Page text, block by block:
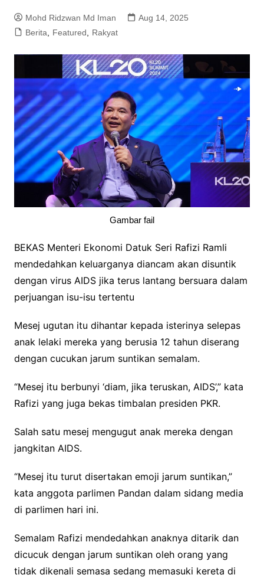
Mohd Ridzwan Md Iman
Aug 14, 2025
Berita, Featured, Rakyat
Gambar fail
BEKAS Menteri Ekonomi Datuk Seri Rafizi Ramli
mendedahkan keluarganya diancam akan disuntik
dengan virus AIDS jika terus lantang bersuara dalam
perjuangan isu-isu tertentu
Mesej ugutan itu dihantar kepada isterinya selepas
anak lelaki mereka yang berusia 12 tahun diserang
dengan cucukan jarum suntikan semalam.
“Mesej itu berbunyi ‘diam, jika teruskan, AIDS’,” kata
Rafizi yang juga bekas timbalan presiden PKR.
Salah satu mesej mengugut anak mereka dengan
jangkitan AIDS.
“Mesej itu turut disertakan emoji jarum suntikan,”
kata anggota parlimen Pandan dalam sidang media
di parlimen hari ini.
Semalam Rafizi mendedahkan anaknya ditarik dan
dicucuk dengan jarum suntikan oleh orang yang
tidak dikenali semasa sedang memasuki kereta di